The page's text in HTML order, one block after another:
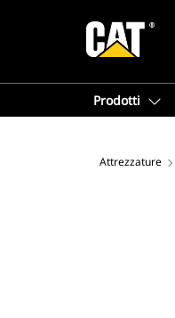
Prodotti
Attrezzature